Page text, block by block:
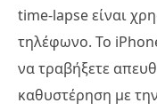
time-lapse είναι
τηλέφωνο. Το
να τραβήξετε
καθυστέρηση με